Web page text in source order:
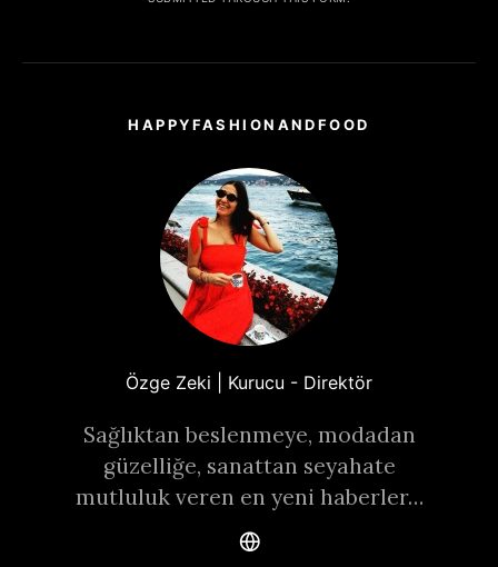
HAPPYFASHIONANDFOOD
Özge Zeki | Kurucu - Direktör
Sağlıktan beslenmeye, modadan
güzelliğe, sanattan seyahate
mutluluk veren en yeni haberler…